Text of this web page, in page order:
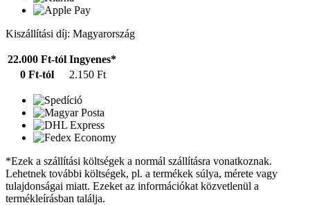
Kiszállítási díj: Magyarország
22.000 Ft-tól Ingyenes*
0 Ft-tól
2.150 Ft
*Ezek a szállítási költségek a normál szállításra vonatkoznak.
Lehetnek további költségek, pl. a termékek súlya, mérete vagy
tulajdonságai miatt. Ezeket az információkat közvetlenül a
termékleírásban találja.